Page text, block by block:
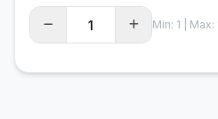
Min: 1 | Max: